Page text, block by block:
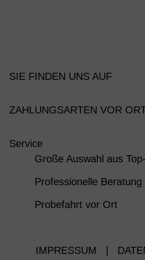
SIE FINDEN UNS AUF
ZAHLUNGSARTEN VOR
Service
Große Auswahl aus
Professionelle Beratung
Probefahrt vor Ort
IMPRESSUM